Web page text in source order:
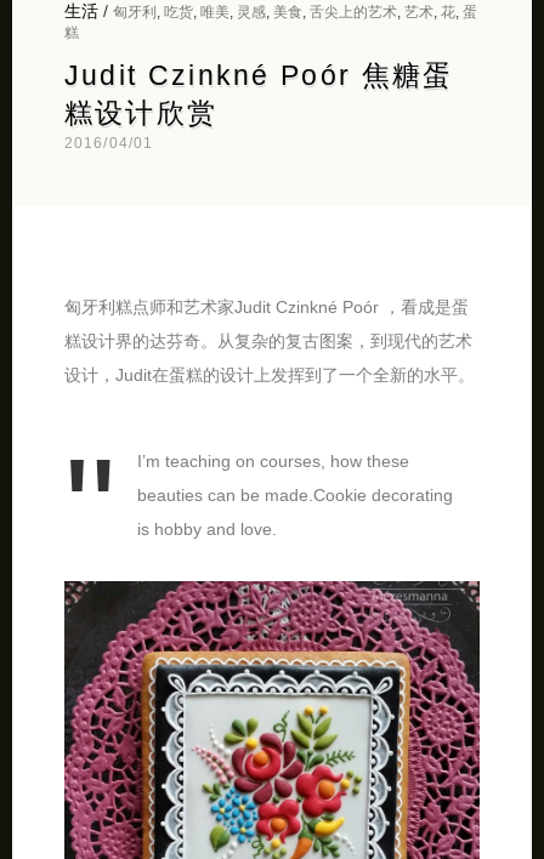
生活/ 匈牙利 吃货, 唯美, 灵感, 美食 舌尖上的艺术, 艺术, 花, 蛋
糕
Judit Czinkné Poór 焦糖蛋
糕设计欣赏
2016/04/01
匈牙利糕点师和艺术家Judit Czinkné Poór ，看成是蛋
糕设计界的达芬奇。从复杂的复古图案，到现代的艺术
设计，Judit在蛋糕的设计上发挥到了一个全新的水平。
I’m teaching on courses, how these
beauties can be made.Cookie decorating
is hobby and love.